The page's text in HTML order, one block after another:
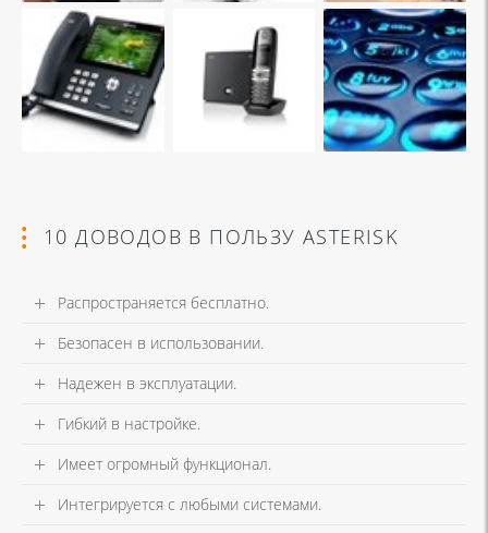
10 ДОВОДОВ В ПОЛЬЗУ ASTERISK
Распространяется бесплатно.
Безопасен в использовании.
Надежен в эксплуатации.
Гибкий в настройке.
Имеет огромный функционал.
Интегрируется с любыми системами.